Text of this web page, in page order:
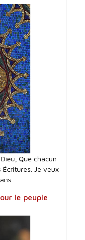
Que chacun
Je veux
le peuple